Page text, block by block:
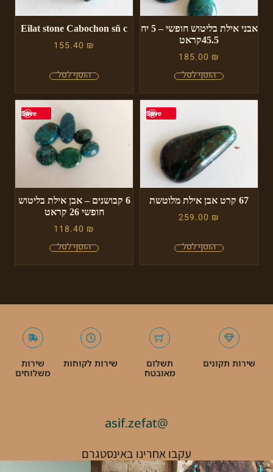
אבני אילת בליטוש חופשי – 5 יח
45.5קראט
185.00 ₪
Eilat stone Cabochon sñ c
155.40 ₪
Save
67 קרט אבן אילת מלוטשת
259.00 ₪
Save
6 קבושנים – אבן אילת בליטוש
חופשי 26 קראט
118.40 ₪
שירות תקונים
תשלום
מאובטח
שירות לקוחות
שירות
משלוחים
@asif.zefat
עקבו אחרינו באינסטגרם